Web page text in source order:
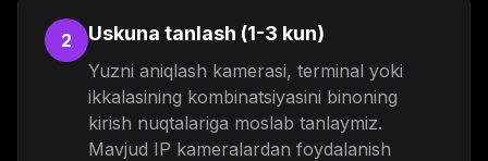
2 Uskuna tanlash (1-3 kun)
Yuzni aniqlash kamerasi, terminal yoki
ikkalasining kombinatsiyasini binoning
kirish nuqtalariga moslab tanlaymiz.
Mavjud IP kameralardan foydalanish